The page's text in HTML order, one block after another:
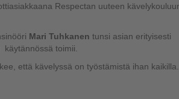
Respectan uuteen
Mari Tuhkanen tunsi asian erityisesti
toimii.
että kävelyssä on työstämistä ihan kaikilla.